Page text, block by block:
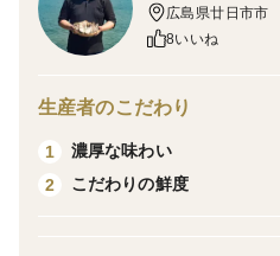
今が旬を迎えてプリプリの
キフライはもちろんのこと
この機会にぜひ広島の牡蠣
【内容量】生牡蠣むき身
広島県廿日市市
8いいね
生産者のこだわり
1
濃厚な味わい
2
こだわりの鮮度